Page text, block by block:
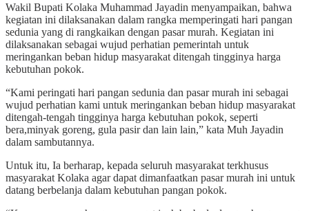
Wakil Bupati Kolaka Muhammad Jayadin menyampaikan, bahwa
kegiatan ini dilaksanakan dalam rangka memperingati hari pangan
sedunia yang di rangkaikan dengan pasar murah. Kegiatan ini
dilaksanakan sebagai wujud perhatian pemerintah untuk
meringankan beban hidup masyarakat ditengah tingginya harga
kebutuhan pokok.
“Kami peringati hari pangan sedunia dan pasar murah ini sebagai
wujud perhatian kami untuk meringankan beban hidup masyarakat
ditengah-tengah tingginya harga kebutuhan pokok, seperti
bera,minyak goreng, gula pasir dan lain lain,” kata Muh Jayadin
dalam sambutannya.
Untuk itu, Ia berharap, kepada seluruh masyarakat terkhusus
masyarakat Kolaka agar dapat dimanfaatkan pasar murah ini untuk
datang berbelanja dalam kebutuhan pangan pokok.